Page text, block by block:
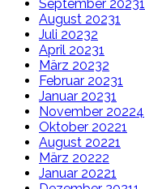
September 20231
August 20231
Juli 20232
April 20231
März 20232
Februar 20231
Januar 20231
November 20224
Oktober 20221
August 20221
März 20222
Januar 20221